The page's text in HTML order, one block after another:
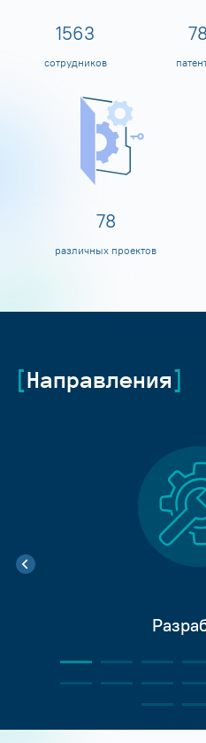
1600
сотрудников
80
80
различных проектов
Направления